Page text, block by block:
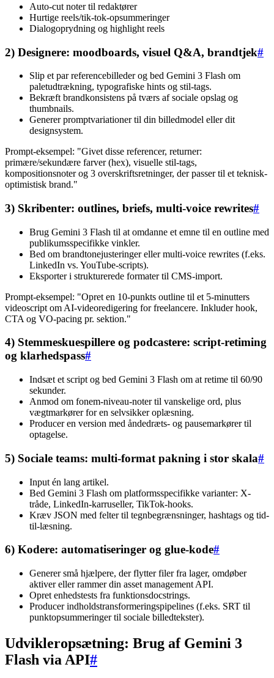
Auto-cut noter til redaktører
Hurtige reels/tik-tok-opsummeringer
Dialogoprydning og highlight reels
2) Designere: moodboards, visuel Q&A, brandtjek#
Slip et par referencebilleder og bed Gemini 3 Flash om
paletudtrækning, typografiske hints og stil-tags.
Bekræft brandkonsistens på tværs af sociale opslag og
thumbnails.
Generer promptvariationer til din billedmodel eller dit
designsystem.
Prompt-eksempel: "Givet disse referencer, returner:
primære/sekundære farver (hex), visuelle stil-tags,
kompositionsnoter og 3 overskriftsretninger, der passer til et teknisk-
optimistisk brand."
3) Skribenter: outlines, briefs, multi-voice rewrites#
Brug Gemini 3 Flash til at omdanne et emne til en outline med
publikumsspecifikke vinkler.
Bed om brandtonejusteringer eller multi-voice rewrites (f.eks.
LinkedIn vs. YouTube-scripts).
Eksporter i strukturerede formater til CMS-import.
Prompt-eksempel: "Opret en 10-punkts outline til et 5-minutters
videoscript om AI-videoredigering for freelancere. Inkluder hook,
CTA og VO-pacing pr. sektion."
4) Stemmeskuespillere og podcastere: script-retiming
og klarhedspass#
Indsæt et script og bed Gemini 3 Flash om at retime til 60/90
sekunder.
Anmod om fonem-niveau-noter til vanskelige ord, plus
vægtmarkører for en selvsikker oplæsning.
Producer en version med åndedræts- og pausemarkører til
optagelse.
5) Sociale teams: multi-format pakning i stor skala#
Input én lang artikel.
Bed Gemini 3 Flash om platformsspecifikke varianter: X-
tråde, LinkedIn-karruseller, TikTok-hooks.
Kræv JSON med felter til tegnbegrænsninger, hashtags og tid-
til-læsning.
6) Kodere: automatiseringer og glue-kode#
Generer små hjælpere, der flytter filer fra lager, omdøber
aktiver eller rammer din asset management API.
Opret enhedstests fra funktionsdocstrings.
Producer indholdstransformeringspipelines (f.eks. SRT til
punktopsummeringer til sociale billedtekster).
Udvikleropsætning: Brug af Gemini 3
Flash via API#